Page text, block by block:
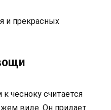
и прекрасных
чесноку считается
виде. Он придает